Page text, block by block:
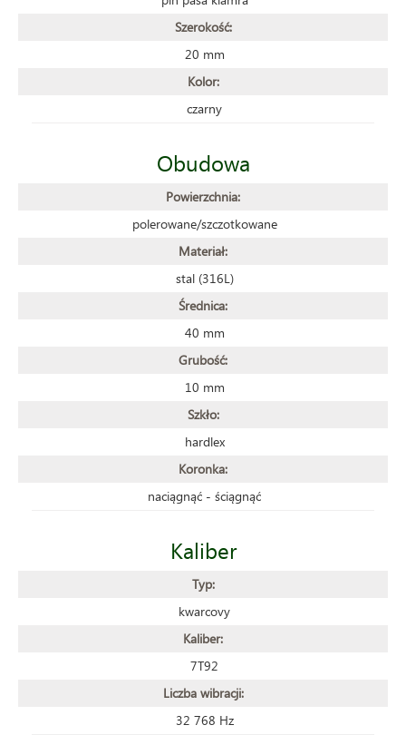
Szerokość:
20 mm
Kolor:
czarny
Obudowa
Powierzchnia:
polerowane/szczotkowane
Materiał:
stal (316L)
Średnica:
40 mm
Grubość:
10 mm
Szkło:
hardlex
Koronka:
naciągnąć - ściągnąć
Kaliber
Typ:
kwarcovy
Kaliber:
7T92
Liczba wibracji:
32 768 Hz